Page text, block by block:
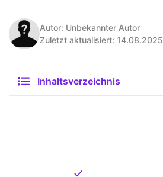
Autor: Unbekannter Autor
Zuletzt aktualisiert: 14.08.2025
Inhaltsverzeichnis